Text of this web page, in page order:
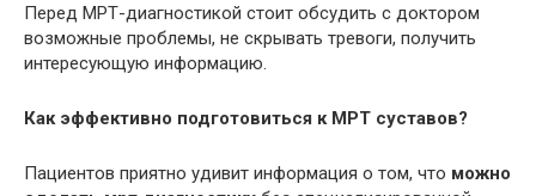
Перед МРТ-диагностикой стоит обсудить с доктором
возможные проблемы, не скрывать тревоги, получить
интересующую информацию.
Как эффективно подготовиться к МРТ суставов?
Пациентов приятно удивит информация о том, что можно